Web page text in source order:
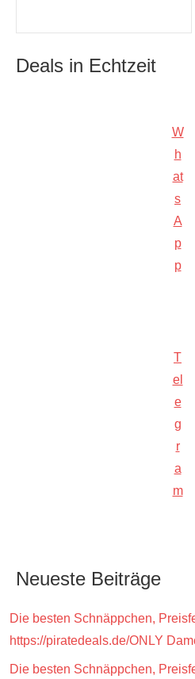
Deals in Echtzeit
W
h
at
s
A
p
p
T
el
e
g
r
a
m
Neueste Beiträge
Die besten Schnäppchen,
https://piratedeals.de/ONLY
Die besten Schnäppchen,